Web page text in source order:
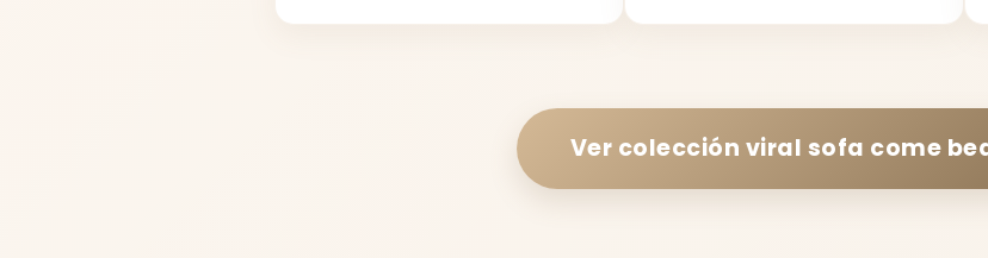
Ver colección viral sofa come